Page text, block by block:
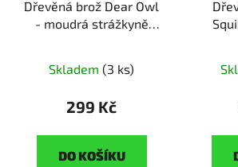
Dřevěná brož Dear Owl
- moudrá strážkyně
milovníky přírody
Skladem (3 ks)
299 Kč
DO KOŠÍKU